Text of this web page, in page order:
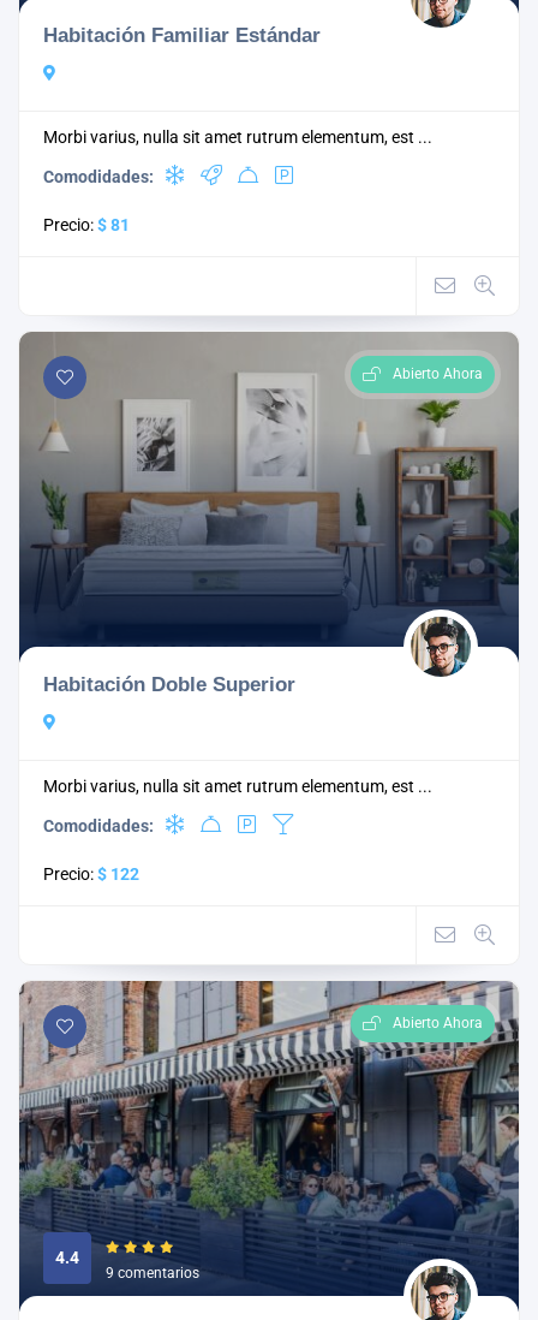
Habitación Familiar Estándar
Morbi varius, nulla sit amet rutrum elementum, est ...
Comodidades:
Precio:$ 81
Abierto Ahora
Habitación Doble Superior
Morbi varius, nulla sit amet rutrum elementum, est ...
Comodidades:
Precio:$ 122
Abierto Ahora
4.4
9 comentarios